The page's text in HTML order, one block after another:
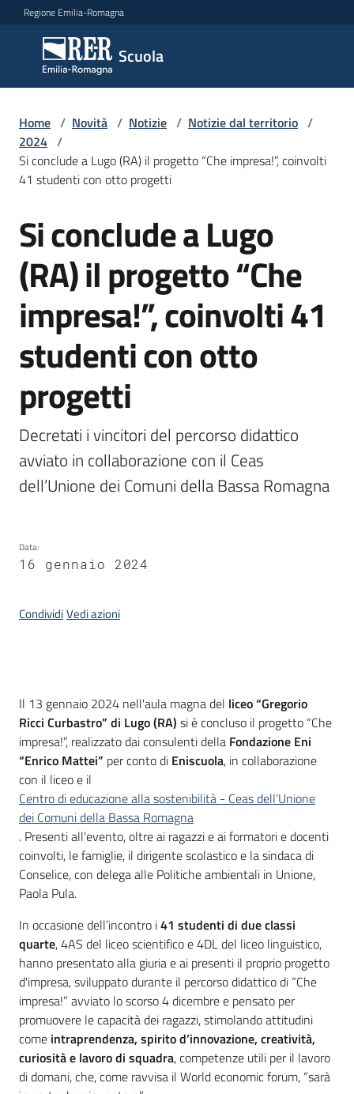
Vai al contenuto
Vai alla navigazione
Vai al footer
Regione Emilia-Romagna
Scuola
Scuola
Argomenti
Novità
Servizi
Leggi,
atti
e
bandi
Piani,
programmi
e
progetti
Home / Novità / Notizie / Notizie dal territorio /
2024 /
Si conclude a Lugo (RA) il progetto “Che impresa!”, coinvolti
41 studenti con otto progetti
Salta al contenuto
Si conclude a Lugo
(RA) il progetto “Che
impresa!”, coinvolti 41
studenti con otto
progetti
Decretati i vincitori del percorso didattico
avviato in collaborazione con il Ceas
dell’Unione dei Comuni della Bassa Romagna
Data:
16 gennaio 2024
CondividiVedi azioni
Introduzione
Il 13 gennaio 2024 nell'aula magna del liceo “Gregorio
Ricci Curbastro” di Lugo (RA) si è concluso il progetto “Che
impresa!”, realizzato dai consulenti della Fondazione Eni
“Enrico Mattei” per conto di Eniscuola, in collaborazione
con il liceo e il
Centro di educazione alla sostenibilità - Ceas dell’Unione
dei Comuni della Bassa Romagna
. Presenti all'evento, oltre ai ragazzi e ai formatori e docenti
coinvolti, le famiglie, il dirigente scolastico e la sindaca di
Conselice, con delega alle Politiche ambientali in Unione,
Paola Pula.
In occasione dell’incontro i41 studenti di due classi
quarte, 4AS del liceo scientifico e 4DL del liceo linguistico,
hanno presentato alla giuria e ai presenti il proprio progetto
d'impresa, sviluppato durante il percorso didattico di “Che
impresa!” avviato lo scorso 4 dicembre e pensato per
promuovere le capacità dei ragazzi, stimolando attitudini
come intraprendenza, spirito d’innovazione, creatività,
curiosità e lavoro di squadra, competenze utili per il lavoro
di domani, che, come ravvisa il World economic forum, “sarà